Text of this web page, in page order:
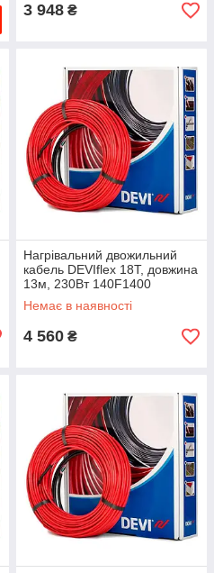
3 948 ₴
Нагрівальний двожильний
кабель DEVIflex 18T, довжина
13м, 230Вт 140F1400
Немає в наявності
4 560 ₴